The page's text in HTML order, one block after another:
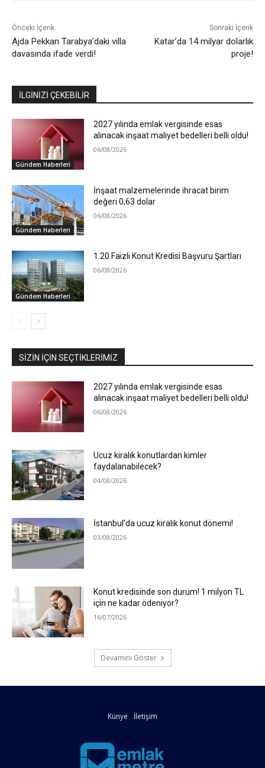
Önceki İçerik
Ajda Pekkan Tarabya’daki villa
davasında ifade verdi!
Sonraki İçerik
Katar’da 14 milyar dolarlık
proje!
İLGİNİZİ ÇEKEBİLİR
Gündem Haberleri
2027 yılında emlak vergisinde esas
alınacak inşaat maliyet bedelleri belli oldu!
06/08/2026
Gündem Haberleri
İnşaat malzemelerinde ihracat birim
değeri 0,63 dolar
06/08/2026
Gündem Haberleri
1.20 Faizli Konut Kredisi Başvuru Şartları
06/08/2026
SIZIN İÇIN SEÇTIKLERIMIZ
2027 yılında emlak vergisinde esas
alınacak inşaat maliyet bedelleri belli oldu!
06/08/2026
Ucuz kiralık konutlardan kimler
faydalanabilecek?
04/08/2026
İstanbul’da ucuz kiralık konut dönemi!
03/08/2026
Konut kredisinde son durum! 1 milyon TL
için ne kadar ödeniyor?
16/07/2026
Devamını Göster
Künye İletişim